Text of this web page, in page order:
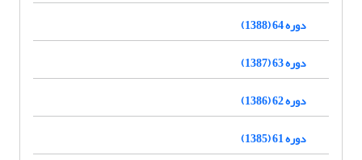
دوره 64 (1388)
دوره 63 (1387)
دوره 62 (1386)
دوره 61 (1385)